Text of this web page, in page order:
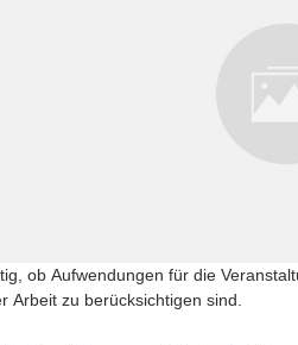
ob Aufwendungen für die
Arbeit zu berücksichtigen sind.